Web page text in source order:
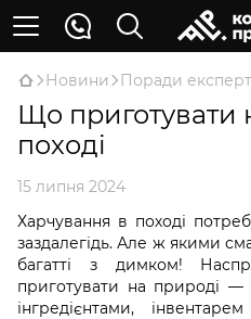
Новини Поради
Що приготувати
поході
15 липня 2024
Харчування в поході
заздалегідь. Але ж якими
багатті з димком!
приготувати на природі —
інгредієнтами,